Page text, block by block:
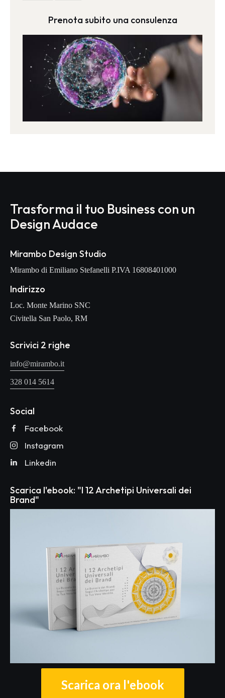
Prenota subito una consulenza
Trasforma il tuo Business con un
Design Audace
Mirambo Design Studio
Mirambo di Emiliano Stefanelli P.IVA 16808401000
Indirizzo
Loc. Monte Marino SNC
Civitella San Paolo, RM
Scrivici 2 righe
info@mirambo.it
328 014 5614
Social
Facebook
Instagram
Linkedin
Scarica l'ebook: "I 12 Archetipi Universali dei
Brand"
Scarica ora l'ebook